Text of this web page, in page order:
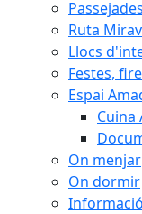
Ruta
Llocs
Festes,
Espai
Cuina
On menjar
On dormir